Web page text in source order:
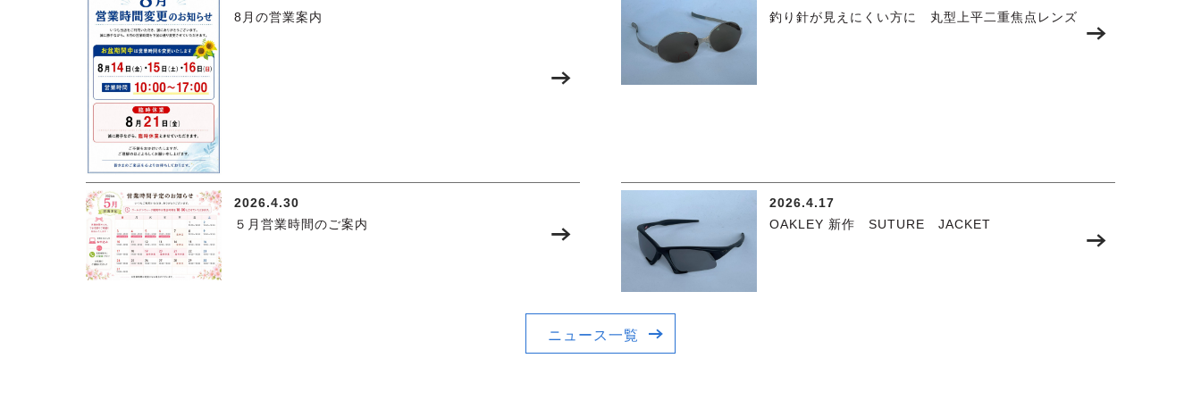
8月の営業案内
釣り針が見えにくい方に 丸型上平二重焦点レンズ
2026.4.30
５月営業時間のご案内
2026.4.17
OAKLEY 新作 SUTURE JACKET
ニュース一覧